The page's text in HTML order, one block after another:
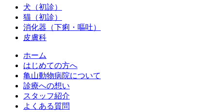
犬（初診）
猫（初診）
消化器（下痢・嘔吐）
皮膚科
ホーム
はじめての方へ
亀山動物病院について
診療への想い
スタッフ紹介
よくある質問